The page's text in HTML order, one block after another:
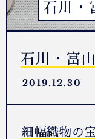
石川・
石川・富
2019.12.30
細幅織物の